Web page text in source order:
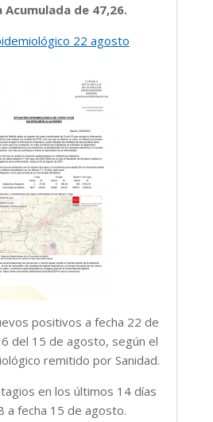
Acumulada de 47,26.
22 agosto
positivos a fecha 22 de
del 15 de agosto, según el
remitido por Sanidad.
en los últimos 14 días
a fecha 15 de agosto.